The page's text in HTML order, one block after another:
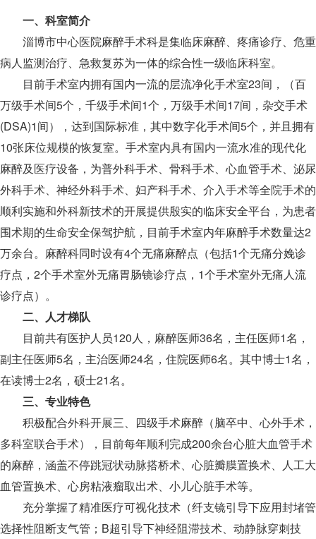
一、科室简介
淄博市中心医院麻醉手术科是集临床麻醉、疼痛诊疗、危重
病人监测治疗、急救复苏为一体的综合性一级临床科室。
目前手术室内拥有国内一流的层流净化手术室23间，（百
万级手术间5个，千级手术间1个，万级手术间17间，杂交手术
(DSA)1间），达到国际标准，其中数字化手术间5个，并且拥有
10张床位规模的恢复室。手术室内具有国内一流水准的现代化
麻醉及医疗设备，为普外科手术、骨科手术、心血管手术、泌尿
外科手术、神经外科手术、妇产科手术、介入手术等全院手术的
顺利实施和外科新技术的开展提供殷实的临床安全平台，为患者
围术期的生命安全保驾护航，目前手术室内年麻醉手术数量达2
万余台。麻醉科同时设有4个无痛麻醉点（包括1个无痛分娩诊
疗点，2个手术室外无痛胃肠镜诊疗点，1个手术室外无痛人流
诊疗点）。
二、人才梯队
目前共有医护人员120人，麻醉医师36名，主任医师1名，
副主任医师5名，主治医师24名，住院医师6名。其中博士1名，
在读博士2名，硕士21名。
三、专业特色
积极配合外科开展三、四级手术麻醉（脑卒中、心外手术，
多科室联合手术），目前每年顺利完成200余台心脏大血管手术
的麻醉，涵盖不停跳冠状动脉搭桥术、心脏瓣膜置换术、人工大
血管置换术、心房粘液瘤取出术、小儿心脏手术等。
充分掌握了精准医疗可视化技术（纤支镜引导下应用封堵管
选择性阻断支气管；B超引导下神经阻滞技术、动静脉穿刺技